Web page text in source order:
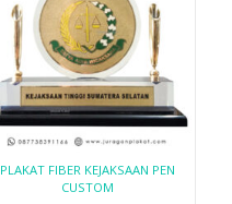
PLAKAT FIBER KEJAKSAAN PEN
CUSTOM